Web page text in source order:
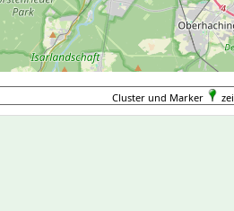
Cluster und Marker